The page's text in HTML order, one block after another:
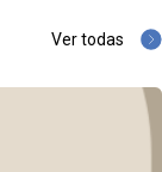
Ver todas